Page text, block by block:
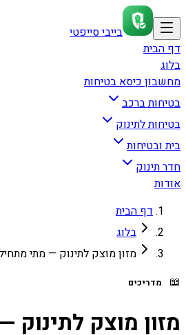
בייבי סייפטי
דף הבית
בלוג
מחשבון כיסא בטיחות
בטיחות ברכב
בטיחות לתינוק
בית ובטיחות
חדר תינוק
אודות
דף הבית
בלוג
מזון מוצק לתינוק — מתי
📖
מדריכים
מזון מוצק לתינוק